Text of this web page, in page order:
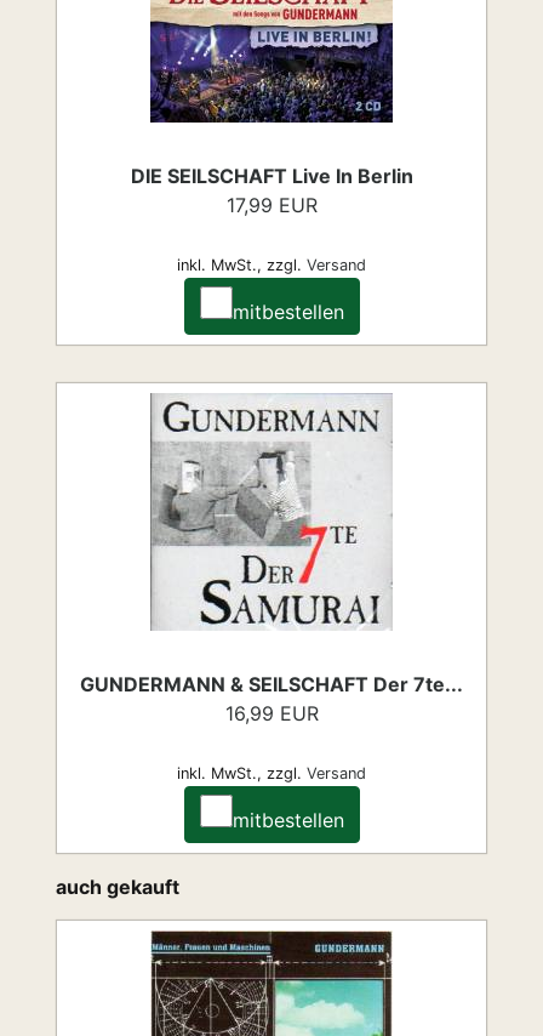
DIE SEILSCHAFT Live In Berlin
17,99 EUR
inkl. MwSt., zzgl. Versand
mitbestellen
GUNDERMANN & SEILSCHAFT Der 7te...
16,99 EUR
inkl. MwSt., zzgl. Versand
mitbestellen
auch gekauft